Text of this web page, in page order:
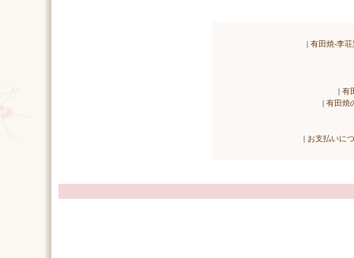
| 有田焼-李荘
| 有
| 有田焼
| お支払いに